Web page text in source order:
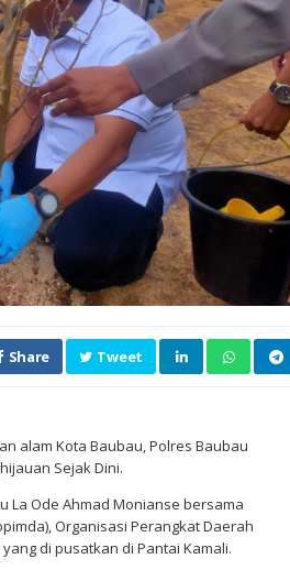
Share Tweet
alam Kota Baubau, Polres Baubau
Sejak Dini.
La Ode Ahmad Monianse bersama
Organisasi Perangkat Daerah
di pusatkan di Pantai Kamali.